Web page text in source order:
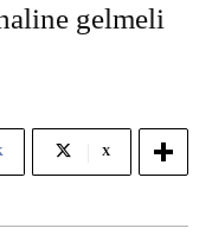
gelmeli
X